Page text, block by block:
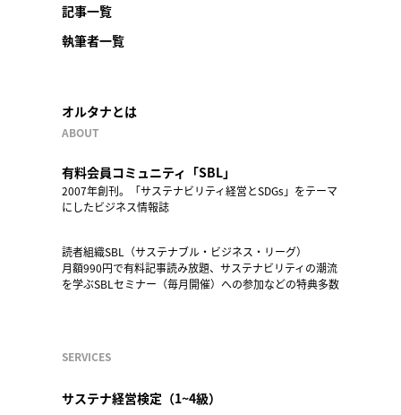
記事一覧
執筆者一覧
オルタナとは
ABOUT
有料会員コミュニティ「SBL」
2007年創刊。「サステナビリティ経営とSDGs」をテーマ
にしたビジネス情報誌
読者組織SBL（サステナブル・ビジネス・リーグ）
月額990円で有料記事読み放題、サステナビリティの潮流
を学ぶSBLセミナー（毎月開催）への参加などの特典多数
SERVICES
サステナ経営検定（1~4級）